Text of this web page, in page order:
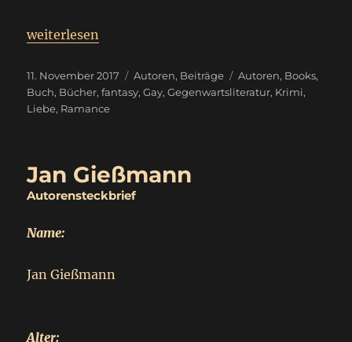
„Sonntagsbeitrag
weiterlesen
Veröffentlicht
am
11. November 2017 Kategorien
Autoren, Beiträge Schlagwörter
Autoren, Books,
Buch, Bücher,fantasy,Gay,Gegenwartsliteratur, Krimi,
Liebe, Ramance
Jan Gießmann
Autorensteckbrief
Name:
Jan Gießmann
Alter: